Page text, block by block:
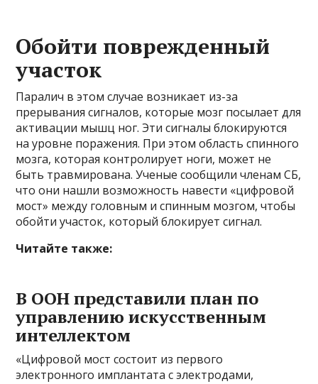
Обойти поврежденный
участок
Паралич в этом случае возникает из-за
прерывания сигналов, которые мозг посылает для
активации мышц ног. Эти сигналы блокируются
на уровне поражения. При этом область спинного
мозга, которая контролирует ноги, может не
быть травмирована. Ученые сообщили членам СБ,
что они нашли возможность навести «цифровой
мост» между головным и спинным мозгом, чтобы
обойти участок, который блокирует сигнал.
Читайте также:
В ООН представили план по
управлению искусственным
интеллектом
«Цифровой мост состоит из первого
электронного имплантата с электродами,